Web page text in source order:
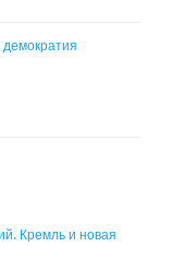
Кремль и новая